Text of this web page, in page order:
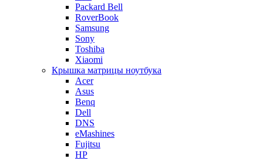
Packard Bell
RoverBook
Samsung
Sony
Toshiba
Xiaomi
Крышка матрицы ноутбука
Acer
Asus
Benq
Dell
DNS
eMashines
Fujitsu
HP